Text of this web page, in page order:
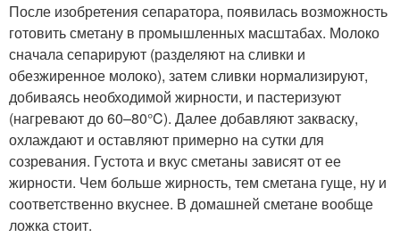
После изобретения сепаратора, появилась возможность
готовить сметану в промышленных масштабах. Молоко
сначала сепарируют (разделяют на сливки и
обезжиренное молоко), затем сливки нормализируют,
добиваясь необходимой жирности, и пастеризуют
(нагревают до 60–80°C). Далее добавляют закваску,
охлаждают и оставляют примерно на сутки для
созревания. Густота и вкус сметаны зависят от ее
жирности. Чем больше жирность, тем сметана гуще, ну и
соответственно вкуснее. В домашней сметане вообще
ложка стоит.